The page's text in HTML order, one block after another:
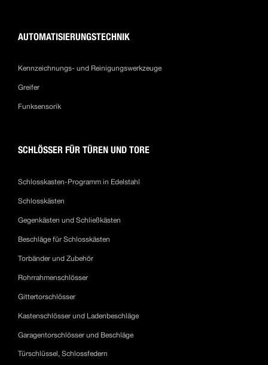
AUTOMATISIERUNGSTECHNIK
Kennzeichnungs- und Reinigungswerkzeuge
Greifer
Funksensorik
SCHLÖSSER FÜR TÜREN UND TORE
Schlosskasten-Programm in Edelstahl
Schlosskästen
Gegenkästen und Schließkästen
Beschläge für Schlosskästen
Torbänder und Zubehör
Rohrrahmenschlösser
Gittertorschlösser
Kastenschlösser und Ladenbeschläge
Garagentorschlösser und Beschläge
Türschlüssel, Schlossfedern